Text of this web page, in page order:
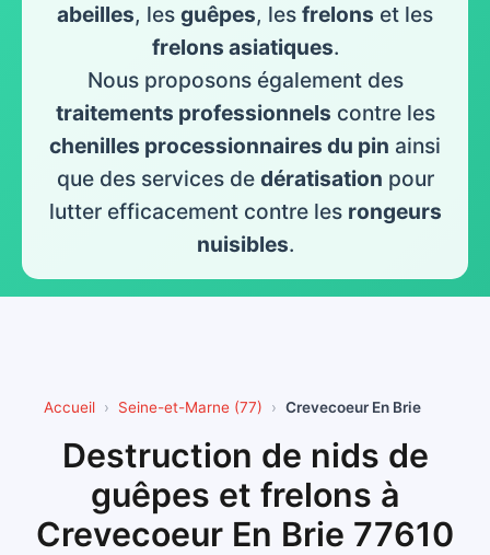
abeilles, les guêpes, les frelons et les
frelons asiatiques.
Nous proposons également des
traitements professionnels contre les
chenilles processionnaires du pin ainsi
que des services de dératisation pour
lutter efficacement contre les rongeurs
nuisibles.
Accueil Seine-et-Marne (77) Crevecoeur En Brie
Destruction de nids de
guêpes et frelons à
Crevecoeur En Brie 77610